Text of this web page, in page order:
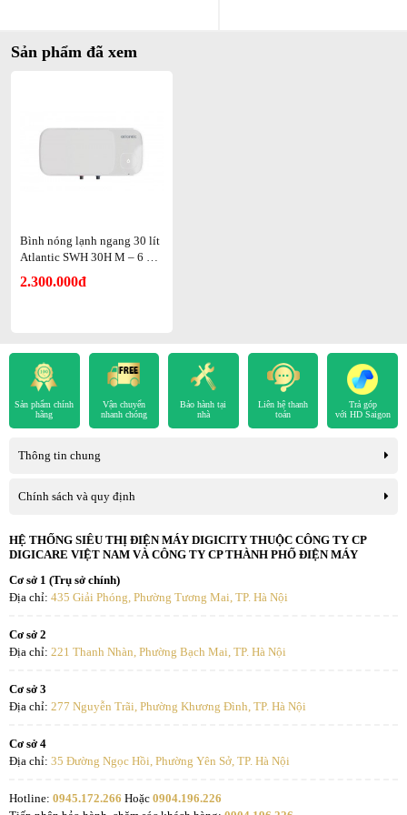
Sản phẩm đã xem
Bình nóng lạnh ngang 30 lít
Atlantic SWH 30H M – 6 A
MI SLIM
2.300.000đ
Sản phẩm chính
hãng
Vận chuyển
nhanh chóng
Bảo hành tại
nhà
Liên hệ thanh
toán
Trả góp
với HD Saigon
Thông tin chung
Chính sách và quy định
HỆ THỐNG SIÊU THỊ ĐIỆN MÁY DIGICITY THUỘC CÔNG TY CP
DIGICARE VIỆT NAM VÀ CÔNG TY CP THÀNH PHỐ ĐIỆN MÁY
Cơ sở 1 (Trụ sở chính)
Địa chỉ: 435 Giải Phóng, Phường Tương Mai, TP. Hà Nội
Cơ sở 2
Địa chỉ: 221 Thanh Nhàn, Phường Bạch Mai, TP. Hà Nội
Cơ sở 3
Địa chỉ: 277 Nguyễn Trãi, Phường Khương Đình, TP. Hà Nội
Cơ sở 4
Địa chỉ: 35 Đường Ngọc Hồi, Phường Yên Sở, TP. Hà Nội
Hotline: 0945.172.266 Hoặc 0904.196.226